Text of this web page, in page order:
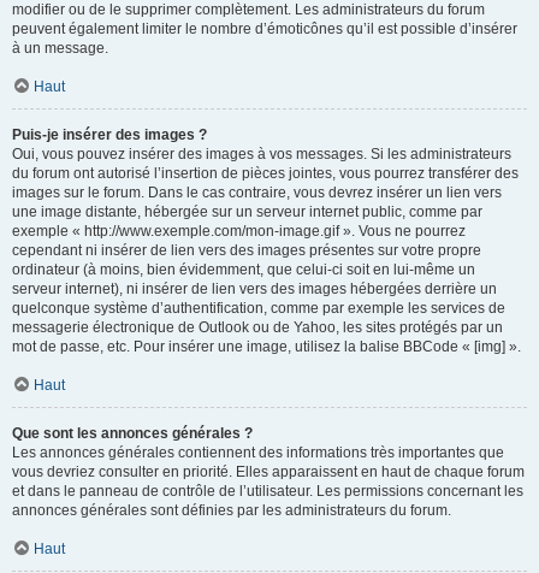
modifier ou de le supprimer complètement. Les administrateurs du forum
peuvent également limiter le nombre d’émoticônes qu’il est possible d’insérer
à un message.
Haut
Puis-je insérer des images ?
Oui, vous pouvez insérer des images à vos messages. Si les administrateurs
du forum ont autorisé l’insertion de pièces jointes, vous pourrez transférer des
images sur le forum. Dans le cas contraire, vous devrez insérer un lien vers
une image distante, hébergée sur un serveur internet public, comme par
exemple « http://www.exemple.com/mon-image.gif ». Vous ne pourrez
cependant ni insérer de lien vers des images présentes sur votre propre
ordinateur (à moins, bien évidemment, que celui-ci soit en lui-même un
serveur internet), ni insérer de lien vers des images hébergées derrière un
quelconque système d’authentification, comme par exemple les services de
messagerie électronique de Outlook ou de Yahoo, les sites protégés par un
mot de passe, etc. Pour insérer une image, utilisez la balise BBCode « [img] ».
Haut
Que sont les annonces générales ?
Les annonces générales contiennent des informations très importantes que
vous devriez consulter en priorité. Elles apparaissent en haut de chaque forum
et dans le panneau de contrôle de l’utilisateur. Les permissions concernant les
annonces générales sont définies par les administrateurs du forum.
Haut